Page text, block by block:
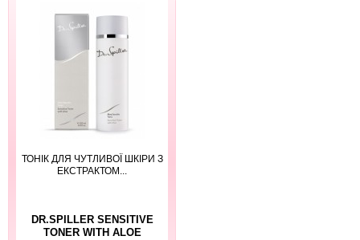
ТОНІК ДЛЯ ЧУТЛИВОЇ ШКІРИ З
ЕКСТРАКТОМ...
DR.SPILLER SENSITIVE
TONER WITH ALOE